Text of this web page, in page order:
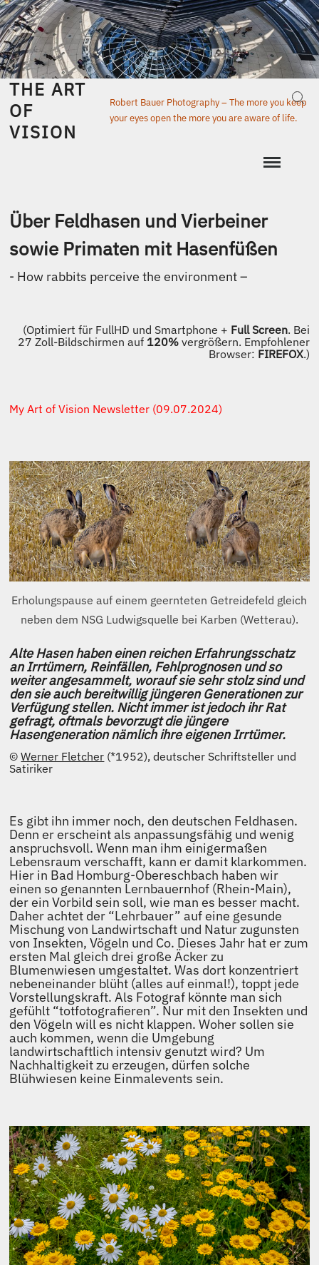
Skip
to
content
THE ART
OF
VISION
Robert Bauer Photography – The more you keep
your eyes open the more you are aware of life.
Über Feldhasen und Vierbeiner
sowie Primaten mit Hasenfüßen
​- How rabbits perceive the environment –
(Optimiert für FullHD und Smartphone + Full Screen. Bei
27 Zoll-Bildschirmen auf 120%vergrößern. Empfohlener
Browser: FIREFOX.)
My Art of Vision Newsletter (09.07.2024)
Erholungspause auf einem geernteten Getreidefeld gleich
neben dem NSG Ludwigsquelle bei Karben (Wetterau).
Alte Hasen haben einen reichen Erfahrungsschatz
an Irrtümern, Reinfällen, Fehlprognosen und so
weiter angesammelt, worauf sie sehr stolz sind und
den sie auch bereitwillig jüngeren Generationen zur
Verfügung stellen. Nicht immer ist jedoch ihr Rat
gefragt, oftmals bevorzugt die jüngere
Hasengeneration nämlich ihre eigenen Irrtümer.
©Werner Fletcher (*1952), deutscher Schriftsteller und
Satiriker
Es gibt ihn immer noch, den deutschen Feldhasen.
Denn er erscheint als anpassungsfähig und wenig
anspruchsvoll. Wenn man ihm einigermaßen
Lebensraum verschafft, kann er damit klarkommen.
Hier in Bad Homburg-Obereschbach haben wir
einen so genannten Lernbauernhof (Rhein-Main),
der ein Vorbild sein soll, wie man es besser macht.
Daher achtet der “Lehrbauer” auf eine gesunde
Mischung von Landwirtschaft und Natur zugunsten
von Insekten, Vögeln und Co. Dieses Jahr hat er zum
ersten Mal gleich drei große Äcker zu
Blumenwiesen umgestaltet. Was dort konzentriert
nebeneinander blüht (alles auf einmal!), toppt jede
Vorstellungskraft. Als Fotograf könnte man sich
gefühlt “totfotografieren”. Nur mit den Insekten und
den Vögeln will es nicht klappen. Woher sollen sie
auch kommen, wenn die Umgebung
landwirtschaftlich intensiv genutzt wird? Um
Nachhaltigkeit zu erzeugen, dürfen solche
Blühwiesen keine Einmalevents sein.